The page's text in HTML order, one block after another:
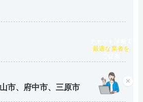
市、府中市、三原市 ×
チャット診断で
最適な業者を
ご提案